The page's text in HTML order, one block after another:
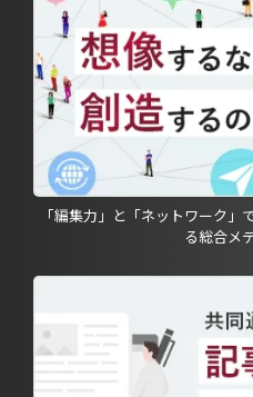
「編集力」と「ネットワーク
る総合メ